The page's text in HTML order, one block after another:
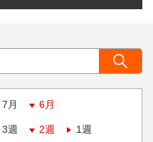
7月 6月
3週 2週 1週